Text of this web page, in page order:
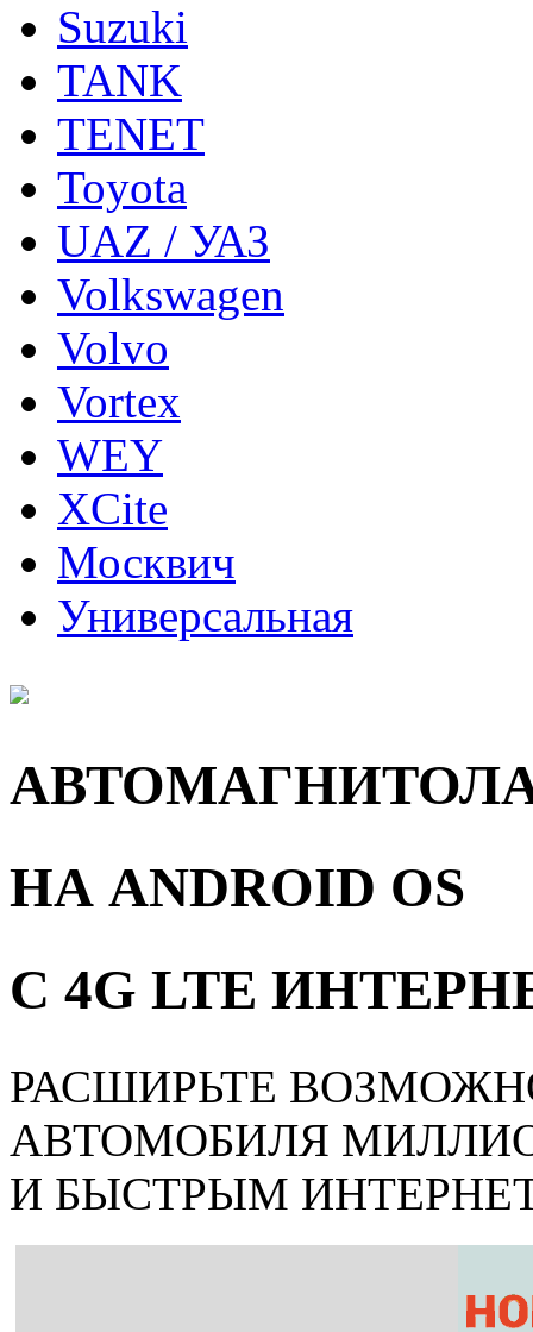
Suzuki
TANK
TENET
Toyota
UAZ / УАЗ
Volkswagen
Volvo
Vortex
WEY
XCite
Москвич
Универсальная
НА ANDROID OS
С 4G LTE
РАСШИРЬТЕ
АВТОМОБИЛЯ
И БЫСТРЫМ